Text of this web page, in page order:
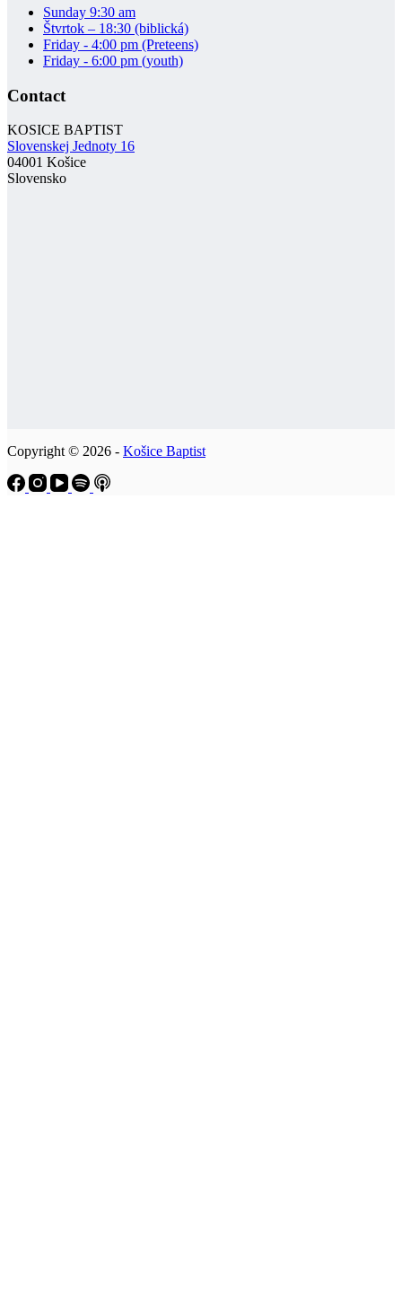
Sunday 9:30 am
Štvrtok – 18:30 (biblická)
Friday - 4:00 pm (Preteens)
Friday - 6:00 pm (youth)
Contact
KOSICE BAPTIST
Slovenskej Jednoty 16
04001 Košice
Slovensko
Copyright © 2026 - Košice Baptist